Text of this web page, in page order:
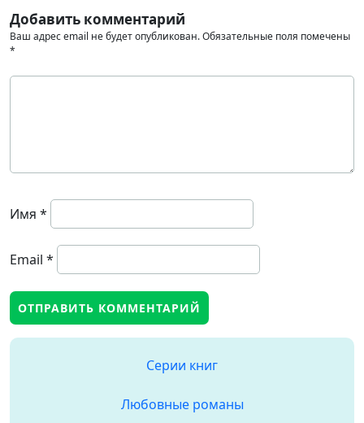
Добавить комментарий
Ваш адрес email не будет опубликован.Обязательные поля помечены
*
Имя *
Email *
Серии книг
Любовные романы